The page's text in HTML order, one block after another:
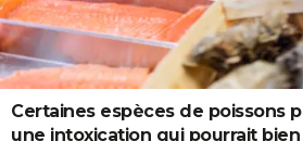
Destinations
City break
Voyage nature
Voyage de noces
Forum
Climat
+
PHOTO
GUIDES D'ACHAT
BONS PLANS
Certaines espèces de poissons
une intoxication qui pourrait